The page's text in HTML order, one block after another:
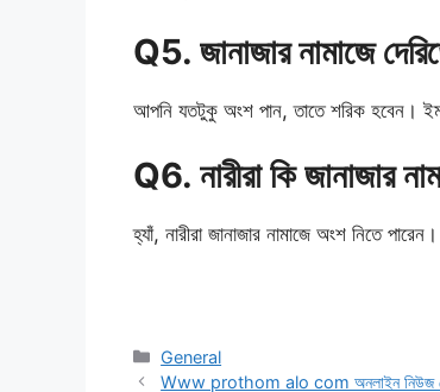
Q5. জানাজার নামাজে
আপনি যতটুকু অংশ পান, তাতে শরিক হবেন।
Q6. নারীরা কি জানাজার
হ্যাঁ, নারীরা জানাজার নামাজে অংশ নিতে
Categories
General
Www prothom alo com অনলাইন নিউজ